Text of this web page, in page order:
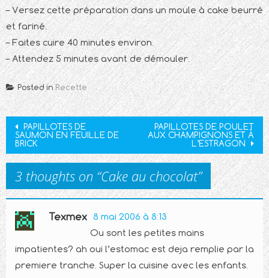
– Versez cette préparation dans un moule à cake beurré
et fariné.
– Faites cuire 40 minutes environ.
– Attendez 5 minutes avant de démouler.
Posted inRecette
Post
navigation
PAPILLOTES DE
SAUMON EN FEUILLE DE
BRICK
PAPILLOTES DE POULET
AUX CHAMPIGNONS ET À
L’ESTRAGON
3 thoughts on “Cake au chocolat”
Texmex 8 mai 2006 à 8:13
Ou sont les petites mains
impatientes? ah oui l’estomac est deja remplie par la
premiere tranche. Super la cuisine avec les enfants.